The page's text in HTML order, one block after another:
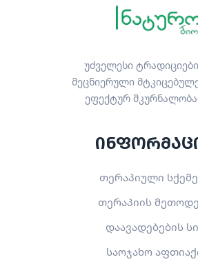
უძველესი
მეცნიერული
ეფექტურ
თერაპიული
თერაპიის
დაავადებების
საოჯახო